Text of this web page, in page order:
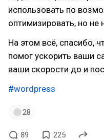
использовать по
оптимизировать, но
На этом всё, спасибо,
помог ускорить ваши
ваши скорости до и
#wordpress
28
89 225